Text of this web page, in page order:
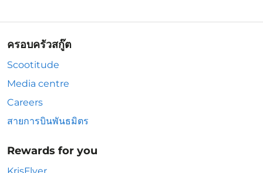
ครอบครัวสกู๊ต
Scootitude
Media centre
Careers
สายการบินพันธมิตร
Rewards for you